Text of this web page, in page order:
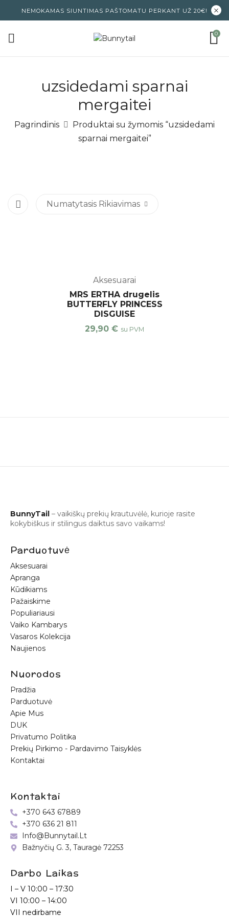
NEMOKAMAS SIUNTIMAS PAŠTOMATU PERKANT UŽ 20€!
0
uzsidedami sparnai
mergaitei
Pagrindinis
Produktai su žymomis “uzsidedami
sparnai mergaitei”
Numatytasis Rikiavimas
Aksesuarai
MRS ERTHA drugelis
BUTTERFLY PRINCESS
DISGUISE
29,90 € su PVM
BunnyTail – vaikiškų prekių krautuvėlė, kurioje rasite
kokybiškus ir stilingus daiktus savo vaikams!
Parduotuvė
Aksesuarai
Apranga
Kūdikiams
Pažaiskime
Populiariausi
Vaiko Kambarys
Vasaros Kolekcija
Naujienos
Nuorodos
Pradžia
Parduotuvė
Apie Mus
DUK
Privatumo Politika
Prekių Pirkimo - Pardavimo Taisyklės
Kontaktai
Kontaktai
+370 643 67889
+370 636 21 811
Info@bunnytail.lt
Bažnyčių G. 3, Tauragė 72253
Darbo Laikas
I – V 10:00 – 17:30
VI 10:00 – 14:00
VII nedirbame